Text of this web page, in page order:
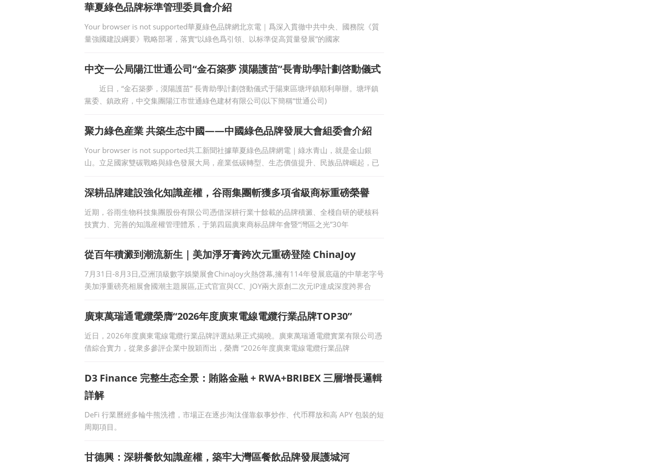
華夏綠色品牌标準管理委員會介紹
Your browser is not supported華夏綠色品牌網北京電｜爲深入貫徹中共中央、國務院《質
量強國建設綱要》戰略部署，落實“以綠色爲引領、以标準促高質量發展”的國家
中交一公局陽江世通公司“金石築夢 漠陽護苗”長青助學計劃啓動儀式
近日，“金石築夢，漠陽護苗” 長青助學計劃啓動儀式于陽東區塘坪鎮順利舉辦。塘坪鎮
黨委、鎮政府，中交集團陽江市世通綠色建材有限公司(以下簡稱“世通公司)
聚力綠色産業 共築生态中國——中國綠色品牌發展大會組委會介紹
Your browser is not supported共工新聞社據華夏綠色品牌網電｜綠水青山，就是金山銀
山。立足國家雙碳戰略與綠色發展大局，産業低碳轉型、生态價值提升、民族品牌崛起，已
深耕品牌建設強化知識産權，谷雨集團斬獲多項省級商标重磅榮譽
近期，谷雨生物科技集團股份有限公司憑借深耕行業十餘載的品牌積澱、全棧自研的硬核科
技實力、完善的知識産權管理體系，于第四屆廣東商标品牌年會暨“灣區之光”30年
從百年積澱到潮流新生｜美加淨牙膏跨次元重磅登陸 ChinaJoy
7月31日-8月3日,亞洲頂級數字娛樂展會ChinaJoy火熱啓幕,擁有114年發展底蘊的中華老字号
美加淨重磅亮相展會國潮主題展區,正式官宣與CC、JOY兩大原創二次元IP達成深度跨界合
廣東萬瑞通電纜榮膺“2026年度廣東電線電纜行業品牌TOP30”
近日，2026年度廣東電線電纜行業品牌評選結果正式揭曉。廣東萬瑞通電纜實業有限公司憑
借綜合實力，從衆多參評企業中脫穎而出，榮膺 “2026年度廣東電線電纜行業品牌
D3 Finance 完整生态全景：賄賂金融 + RWA+BRIBEX 三層增長邏輯
詳解
DeFi 行業曆經多輪牛熊洗禮，市場正在逐步淘汰僅靠叙事炒作、代币釋放和高 APY 包裝的短
周期項目。
甘德興：深耕餐飲知識産權，築牢大灣區餐飲品牌發展護城河